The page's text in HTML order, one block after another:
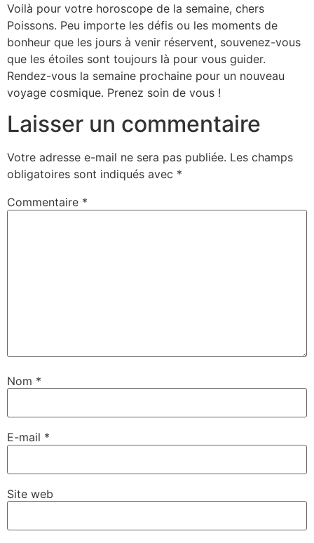
Voilà pour votre horoscope de la semaine, chers
Poissons. Peu importe les défis ou les moments de
bonheur que les jours à venir réservent, souvenez-vous
que les étoiles sont toujours là pour vous guider.
Rendez-vous la semaine prochaine pour un nouveau
voyage cosmique. Prenez soin de vous !
Laisser un commentaire
Votre adresse e-mail ne sera pas publiée. Les champs
obligatoires sont indiqués avec *
Commentaire *
Nom *
E-mail *
Site web